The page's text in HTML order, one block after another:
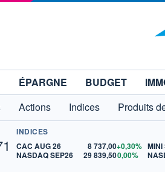
ÉPARGNE BUDGET
Actions Indices Produits
INDICES
CAC AUG 26
8 737,00+0,30%
NASDAQ SEP26
29 839,500,00%
MINI